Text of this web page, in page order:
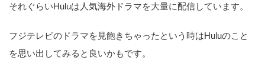
それぐらいHuluは人気海外ドラマを大量に配信しています。
フジテレビのドラマを見飽きちゃったという時はHuluのこと
を思い出してみると良いかもです。